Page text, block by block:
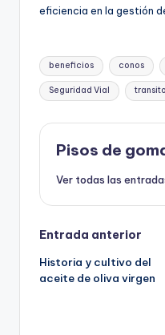
eficiencia en la gestión
Etiquetas:
beneficios conos
Seguridad Vial transito
Pisos de
Ver todas las
Navegación
de
Entrada anterior
Historia y cultivo del
aceite de oliva virgen